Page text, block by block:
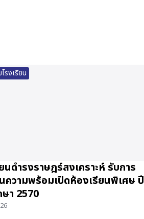
รงเรียน
นดำรงราษฎร์สงเคราะห์ รับการ
ความพร้อมเปิดห้องเรียนพิเศษ ปี
า 2570